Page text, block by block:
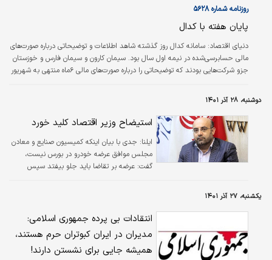
مازوت استفاده نمی‌کنند؛ طوری‌‌که حتی قابلیت استفاده از سوخت مازوت را نیز
تاکنون پلمب بوده است؛ بنابراین درست نیست که مدعی…
روزنامه شماره ۵۶۲۸
پایان هفته با کدال
دنياي اقتصاد: سامانه کدال روز گذشته شاهد اطلاعات و توضیحاتی درباره صورت‌‌های
مالی حسابرسی‌شده در نیمه اول سال بود. سیمان کارون و سیمان فارس و خوزستان
جزو شرکت‌‌هایی بودند که توضیحاتی را درباره صورت‌‌های مالی ۶ماه منتهی به شهریور
دوشنبه، ۲۸ آذر ۱۴۰۱
استیضاح وزیر اقتصاد کلید خورد
ایلنا: جدی با بیان اینکه کمیسیون صنایع و معادن
مجلس موافق عرضه خودرو در بورس نیست،
گفت: عرضه بر تقاضا باید جلو بیفتد سپس
یکشنبه، ۲۷ آذر ۱۴۰۱
انتقادات بی پرده جمهوری اسلامی:
مدیران در ایران کبوتران حرم هستند،
همیشه جایی برای نشستن دارند!